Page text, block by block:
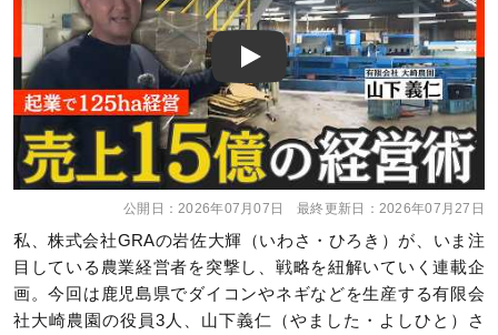
Play
公開日： 2026年07月07日 最終更新日： 2026年07月27日
私、株式会社GRAの岩佐大輝（いわさ・ひろき）が、いま注
目している農業経営者を突撃し、戦略を紐解いていく連載企
画。今回は鹿児島県でダイコンやネギなどを生産する有限会
社大崎農園の役員3人、山下義仁（やました・よしひと）さ